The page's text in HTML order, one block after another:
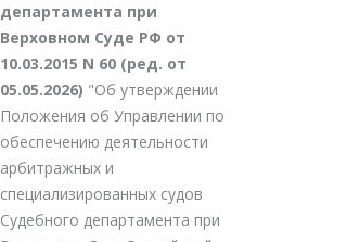
департамента при
Верховном Суде РФ от
10.03.2015 N 60 (ред. от
05.05.2026) "Об утверждении
Положения об Управлении по
обеспечению деятельности
арбитражных и
специализированных судов
Судебного департамента при